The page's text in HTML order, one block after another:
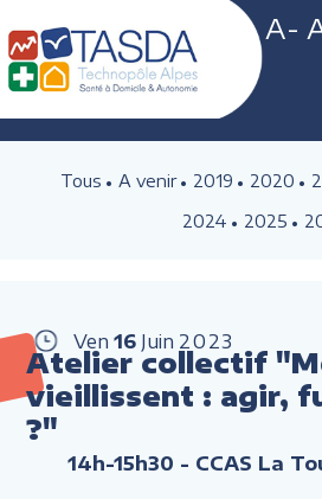
A-
Tous A venir 2019 2020
2024
2025
Ven 16 Juin 2023
Atelier collectif
vieillissent : agir,
?"
14h-15h30 - CCAS La